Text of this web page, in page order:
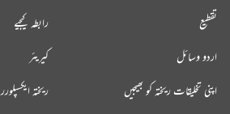
تقطیع
اردو وسائل
اپنی تخلیقات ریختہ کو بھیجیں
رابطہ کیجیے
کیریئر
ریختہ ایکسپلورر